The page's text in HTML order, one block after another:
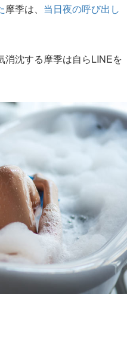
摩季は、 当日夜の呼び出し
消沈する摩季は自らLINEを